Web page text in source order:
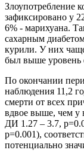
Злоупотребление
зафиксировано у
6% - марихуана.
сахарным
курили. У них
был выше уровень
По окончании
наблюдения 11,2
смерти от всех
вдвое выше, чем у
ДИ 1.27 – 3.7,
p=0.001),
потенциально